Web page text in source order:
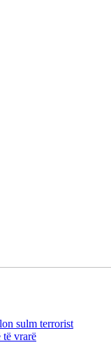
sulm terrorist
të vrarë